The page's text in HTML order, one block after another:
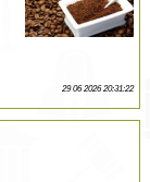
29 06 2026 20:31:22